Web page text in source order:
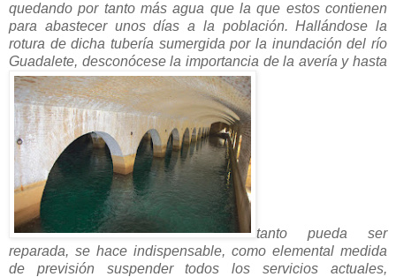
quedando por tanto más agua que la que estos contienen
para abastecer unos días a la población. Hallándose la
rotura de dicha tubería sumergida por la inundación del río
Guadalete, desconócese la importancia de la avería y hasta
tanto pueda ser
reparada, se hace indispensable, como elemental medida
de previsión suspender todos los servicios actuales,